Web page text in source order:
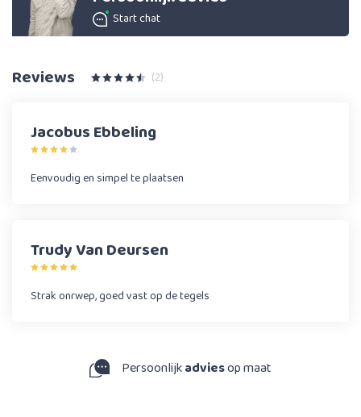
Start chat
Reviews (2)
Jacobus Ebbeling
Eenvoudig en simpel te plaatsen
Trudy Van Deursen
Strak onrwep, goed vast op de tegels
Persoonlijkadviesop maat